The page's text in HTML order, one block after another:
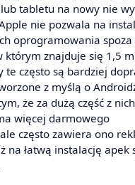
tabletu na nowy nie
nie pozwala na
oprogramowania
którym znajduje się 1,5
te często są bardziej
z myślą o
że za dużą część z
więcej darmowego
często zawiera ono
na łatwą instalację apek